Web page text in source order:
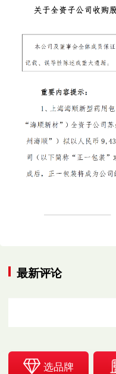
最新评论
选品牌